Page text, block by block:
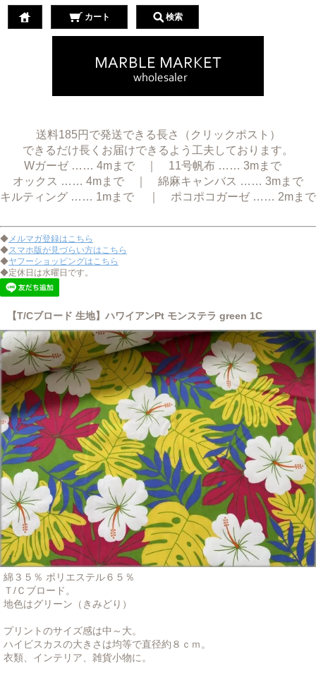
カート 検索
送料185円で発送できる長さ（クリックポスト）
できるだけ長くお届けできるよう工夫しております。
Wガーゼ …… 4mまで ｜ 11号帆布 …… 3mまで
オックス …… 4mまで ｜ 綿麻キャンバス …… 3mまで
キルティング …… 1mまで ｜ ポコポコガーゼ …… 2mまで
◆メルマガ登録はこちら
◆スマホ版が見づらい方はこちら
◆ヤフーショッピングはこちら
◆定休日は水曜日です。
【T/Cブロード 生地】ハワイアンPt モンステラ green 1C
綿３５％ ポリエステル６５％
Ｔ/Ｃブロード。
地色はグリーン（きみどり）
プリントのサイズ感は中～大。
ハイビスカスの大きさは均等で直径約８ｃｍ。
衣類、インテリア、雑貨小物に。